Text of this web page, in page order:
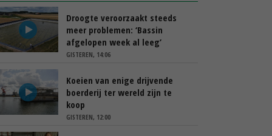
Droogte veroorzaakt steeds
meer problemen: ‘Bassin
afgelopen week al leeg’
GISTEREN, 14:06
Koeien van enige drijvende
boerderij ter wereld zijn te
koop
GISTEREN, 12:00